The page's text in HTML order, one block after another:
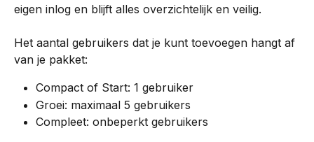
eigen inlog en blijft alles overzichtelijk en veilig.
Het aantal gebruikers dat je kunt toevoegen hangt af
van je pakket:
Compact of Start: 1 gebruiker
Groei: maximaal 5 gebruikers
Compleet: onbeperkt gebruikers